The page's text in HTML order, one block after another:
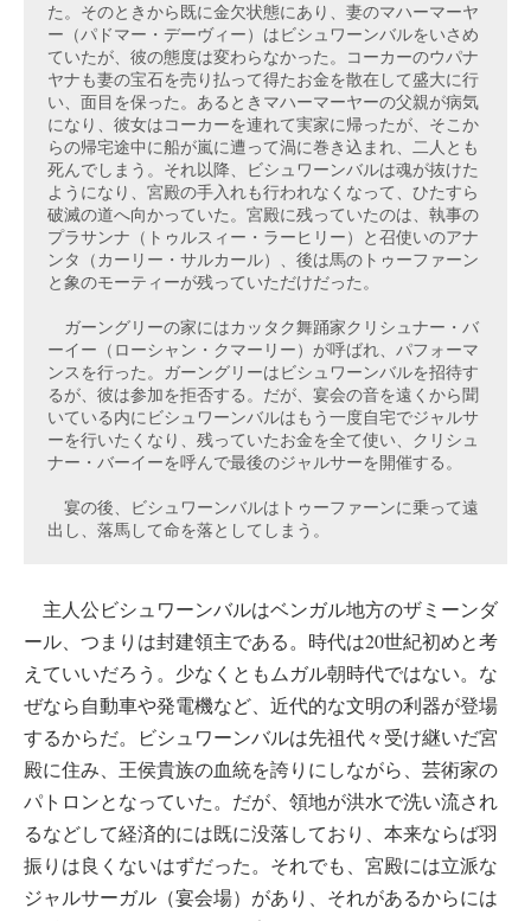
た。そのときから既に金欠状態にあり、妻のマハーマーヤ
ー（パドマー・デーヴィー）はビシュワーンバルをいさめ
ていたが、彼の態度は変わらなかった。コーカーのウパナ
ヤナも妻の宝石を売り払って得たお金を散在して盛大に行
い、面目を保った。あるときマハーマーヤーの父親が病気
になり、彼女はコーカーを連れて実家に帰ったが、そこか
らの帰宅途中に船が嵐に遭って渦に巻き込まれ、二人とも
死んでしまう。それ以降、ビシュワーンバルは魂が抜けた
ようになり、宮殿の手入れも行われなくなって、ひたすら
破滅の道へ向かっていた。宮殿に残っていたのは、執事の
プラサンナ（トゥルスィー・ラーヒリー）と召使いのアナ
ンタ（カーリー・サルカール）、後は馬のトゥーファーン
と象のモーティーが残っていただけだった。
ガーングリーの家にはカッタク舞踊家クリシュナー・バ
ーイー（ローシャン・クマーリー）が呼ばれ、パフォーマ
ンスを行った。ガーングリーはビシュワーンバルを招待す
るが、彼は参加を拒否する。だが、宴会の音を遠くから聞
いている内にビシュワーンバルはもう一度自宅でジャルサ
ーを行いたくなり、残っていたお金を全て使い、クリシュ
ナー・バーイーを呼んで最後のジャルサーを開催する。
宴の後、ビシュワーンバルはトゥーファーンに乗って遠
出し、落馬して命を落としてしまう。
主人公ビシュワーンバルはベンガル地方のザミーンダ
ール、つまりは封建領主である。時代は20世紀初めと考
えていいだろう。少なくともムガル朝時代ではない。な
ぜなら自動車や発電機など、近代的な文明の利器が登場
するからだ。ビシュワーンバルは先祖代々受け継いだ宮
殿に住み、王侯貴族の血統を誇りにしながら、芸術家の
パトロンとなっていた。だが、領地が洪水で洗い流され
るなどして経済的には既に没落しており、本来ならば羽
振りは良くないはずだった。それでも、宮殿には立派な
ジャルサーガル（宴会場）があり、それがあるからには